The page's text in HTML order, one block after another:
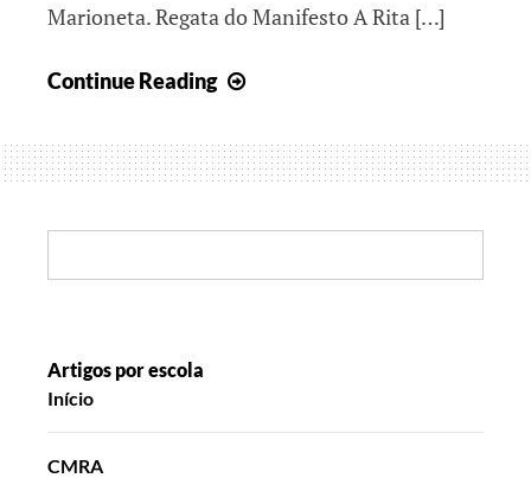
Marioneta. Regata do Manifesto A Rita […]
Continue Reading
pelo
Mundo
2025
Artigos por escola
Início
CMRA